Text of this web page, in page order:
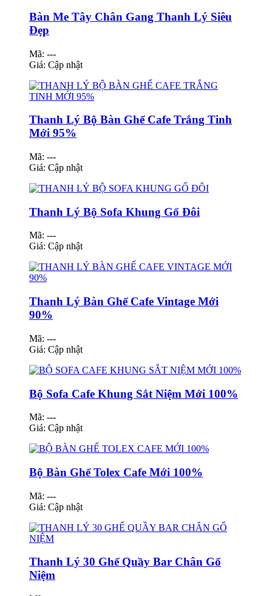
Bàn Me Tây Chân Gang Thanh Lý Siêu
Đẹp
Mã: ---
Giá: Cập nhật
Thanh Lý Bộ Bàn Ghế Cafe Trắng Tinh
Mới 95%
Mã: ---
Giá: Cập nhật
Thanh Lý Bộ Sofa Khung Gổ Đôi
Mã: ---
Giá: Cập nhật
Thanh Lý Bàn Ghế Cafe Vintage Mới
90%
Mã: ---
Giá: Cập nhật
Bộ Sofa Cafe Khung Sắt Niệm Mới 100%
Mã: ---
Giá: Cập nhật
Bộ Bàn Ghế Tolex Cafe Mới 100%
Mã: ---
Giá: Cập nhật
Thanh Lý 30 Ghế Quầy Bar Chân Gổ
Niệm